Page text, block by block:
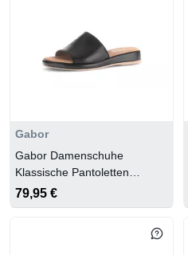
Gabor
Gabor Damenschuhe
Klassische Pantoletten
schwarz
79,95 €